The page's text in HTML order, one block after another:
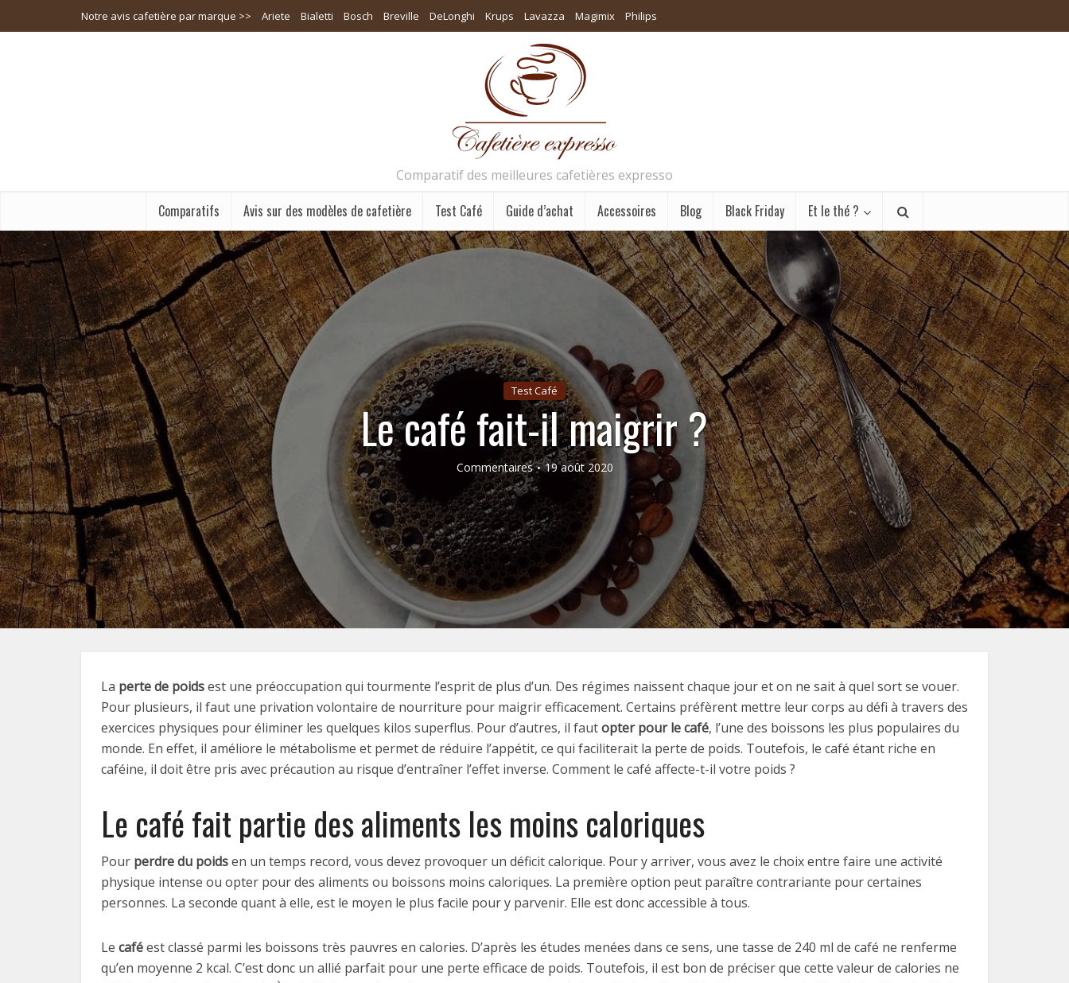
Notre avis cafetière par marque >> Ariete Bialetti Bosch Breville DeLonghi Krups Lavazza Magimix Philips
Comparatif des meilleures cafetières expresso
Comparatifs Avis sur des modèles de cafetière Test Café Guide d’achat Accessoires Blog Black Friday Et le thé ?
Test Café
Le café fait-il maigrir ?
Commentaires 19 août 2020
La perte de poidsest une préoccupation qui tourmente l’esprit de plus d’un. Des régimes naissent chaque jour et on ne sait à quel sort se vouer.
Pour plusieurs, il faut une privation volontaire de nourriture pour maigrir efficacement. Certains préfèrent mettre leur corps au défi à travers des
exercices physiques pour éliminer les quelques kilos superflus. Pour d’autres, il fautopter pour le café, l’une des boissons les plus populaires du
monde. En effet, il améliore le métabolisme et permet de réduire l’appétit, ce qui faciliterait la perte de poids. Toutefois, le café étant riche en
caféine, il doit être pris avec précaution au risque d’entraîner l’effet inverse. Comment le café affecte-t-il votre poids ?
Le café fait partie des aliments les moins caloriques
Pour perdre du poidsen un temps record, vous devez provoquer un déficit calorique. Pour y arriver, vous avez le choix entre faire une activité
physique intense ou opter pour des aliments ou boissons moins caloriques. La première option peut paraître contrariante pour certaines
personnes. La seconde quant à elle, est le moyen le plus facile pour y parvenir. Elle est donc accessible à tous.
Le caféest classé parmi les boissons très pauvres en calories. D’après les études menées dans ce sens, une tasse de 240 ml de café ne renferme
qu’en moyenne 2 kcal. C’est donc un allié parfait pour une perte efficace de poids. Toutefois, il est bon de préciser que cette valeur de calories ne